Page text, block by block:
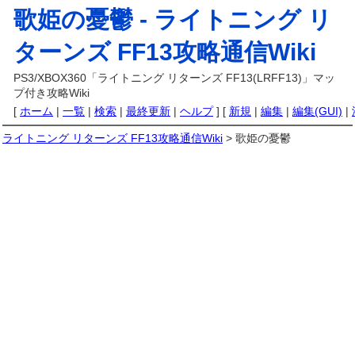
歌姫の憂鬱 - ライトニング リ
ターンズ FF13攻略通信Wiki
PS3/XBOX360「ライトニング リターンズ FF13(LRFF13)」マッ
プ付き攻略Wiki
[ ホーム | 一覧 | 検索 | 最終更新 | ヘルプ] [ 新規 | 編集 | 編集(GUI) |
ライトニング リターンズ FF13攻略通信Wiki > 歌姫の憂鬱